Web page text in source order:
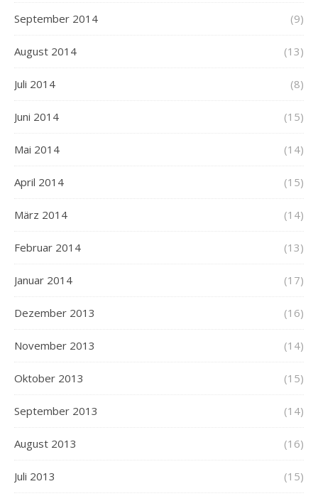
September 2014 (9)
August 2014 (13)
Juli 2014 (8)
Juni 2014 (15)
Mai 2014 (14)
April 2014 (15)
März 2014 (14)
Februar 2014 (13)
Januar 2014 (17)
Dezember 2013 (16)
November 2013 (14)
Oktober 2013 (15)
September 2013 (14)
August 2013 (16)
Juli 2013 (15)